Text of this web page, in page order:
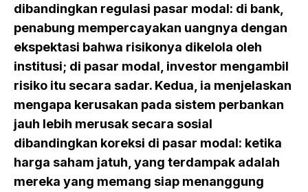
dibandingkan regulasi pasar modal: di bank,
penabung mempercayakan uangnya dengan
ekspektasi bahwa risikonya dikelola oleh
institusi; di pasar modal, investor mengambil
risiko itu secara sadar. Kedua, ia menjelaskan
mengapa kerusakan pada sistem perbankan
jauh lebih merusak secara sosial
dibandingkan koreksi di pasar modal: ketika
harga saham jatuh, yang terdampak adalah
mereka yang memang siap menanggung